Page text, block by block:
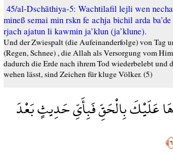
45/al-Dschāthiya-5: Wachtilafil lejli wen
mineß semai min rskn fe achja bichil arda
rjach ajatun li kawmin ja’klun (ja’klune).
Und der Zwiespalt (die Aufeinanderfolge) von Tag
(Regen, Schnee) , die Allah als Versorgung vom
dadurch die Erde nach ihrem Tod wiederbelebt und
wehen lässt, sind Zeichen für kluge Völker. (5)
عَلَيْكَ بِالْحَقِّ فَبِأَيِّ حَدِيثٍ بَعْدَ